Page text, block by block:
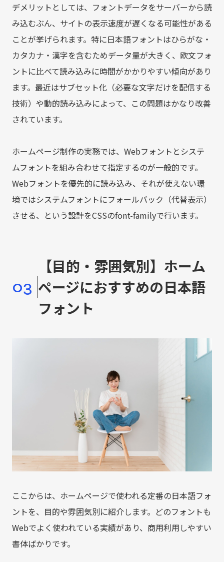
デメリットとしては、フォントデータをサーバーから読
み込むぶん、サイトの表示速度が遅くなる可能性がある
ことが挙げられます。特に日本語フォントはひらがな・
カタカナ・漢字を含むためデータ量が大きく、欧文フォ
ントに比べて読み込みに時間がかかりやすい傾向があり
ます。最近はサブセット化（必要な文字だけを配信する
技術）や動的読み込みによって、この問題はかなり改善
されています。
ホームページ制作の実務では、Webフォントとシステ
ムフォントを組み合わせて指定するのが一般的です。
Webフォントを優先的に読み込み、それが使えない環
境ではシステムフォントにフォールバック（代替表示）
させる、という設計をCSSのfont-familyで行います。
03
【目的・雰囲気別】ホーム
ページにおすすめの日本語
フォント
ここからは、ホームページで使われる定番の日本語フォ
ントを、目的や雰囲気別に紹介します。どのフォントも
Webでよく使われている実績があり、商用利用しやすい
書体ばかりです。